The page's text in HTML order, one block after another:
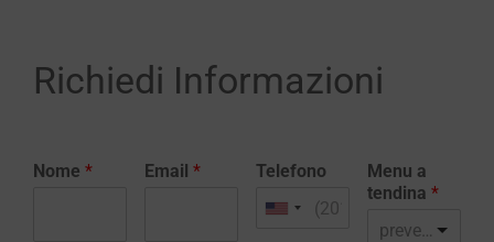
Richiedi Informazioni
Nome * Email * Telefono
Menu a
tendina *
preventivo realizzazione sito web